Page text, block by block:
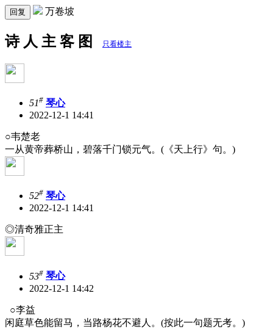
回复 万卷坡
诗 人 主 客 图 只看楼主
51# 琴心
2022-12-1 14:41
○韦楚老
一从黄帝葬桥山，碧落千门锁元气。(《天上行》句。)
52# 琴心
2022-12-1 14:41
◎清奇雅正主
53# 琴心
2022-12-1 14:42
○李益
闲庭草色能留马，当路杨花不避人。(按此一句题无考。)